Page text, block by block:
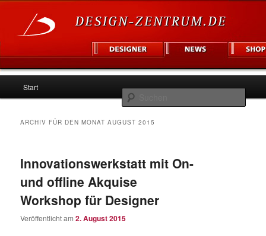
Design Zentrum
Zum
Zum
wechseln
Start
ARCHIV FÜR DEN MONATAUGUST 2015
Innovationswerkstatt mit On-
und offline Akquise
Workshop für Designer
Veröffentlicht am2. August 2015